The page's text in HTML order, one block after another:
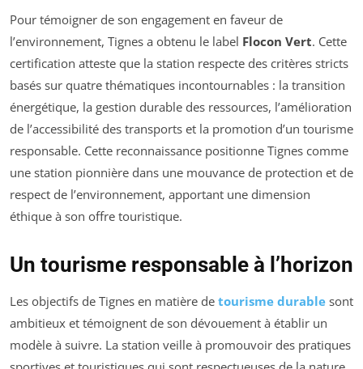
Pour témoigner de son engagement en faveur de
l’environnement, Tignes a obtenu le label Flocon Vert. Cette
certification atteste que la station respecte des critères stricts
basés sur quatre thématiques incontournables : la transition
énergétique, la gestion durable des ressources, l’amélioration
de l’accessibilité des transports et la promotion d’un tourisme
responsable. Cette reconnaissance positionne Tignes comme
une station pionnière dans une mouvance de protection et de
respect de l’environnement, apportant une dimension
éthique à son offre touristique.
Un tourisme responsable à l’horizon
Les objectifs de Tignes en matière de tourisme durable sont
ambitieux et témoignent de son dévouement à établir un
modèle à suivre. La station veille à promouvoir des pratiques